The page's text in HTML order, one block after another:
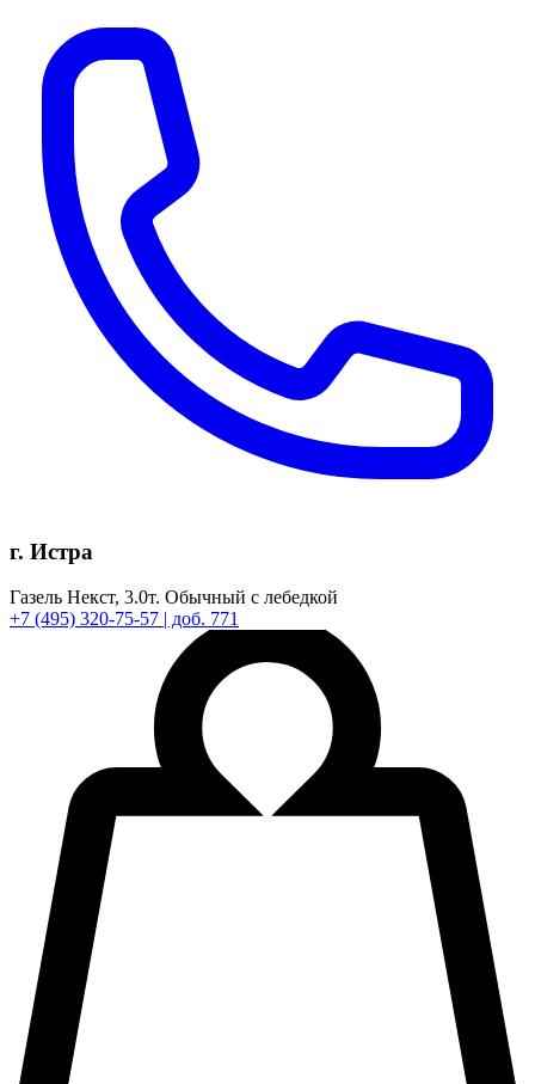
г. Истра
Газель Некст, 3.0т. Обычный с лебедкой
+7 (495) 320-75-57 | доб. 771